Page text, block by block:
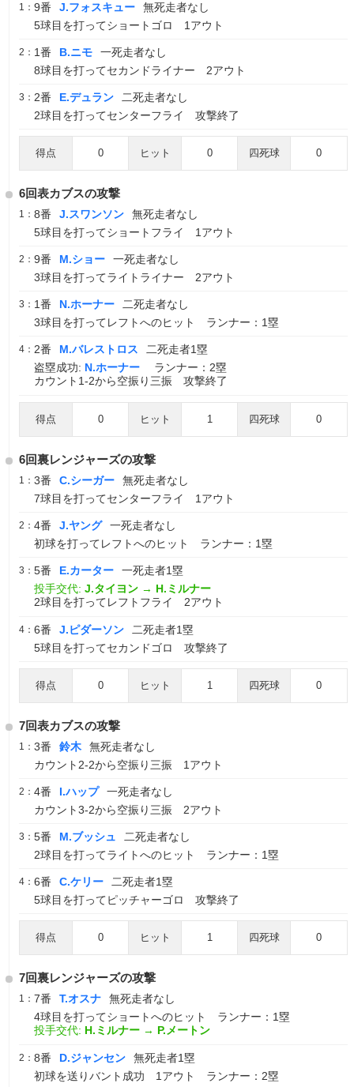
1： 9番 J.フォスキュー
無死走者なし
5球目を打ってショートゴロ 1アウト
2： 1番 B.ニモ
一死走者なし
8球目を打ってセカンドライナー 2アウト
3： 2番 E.デュラン
二死走者なし
2球目を打ってセンターフライ 攻撃終了
得点 0 ヒット 0 四死球 0
6回表カブスの攻撃
1： 8番 J.スワンソン
無死走者なし
5球目を打ってショートフライ 1アウト
2： 9番 M.ショー
一死走者なし
3球目を打ってライトライナー 2アウト
3： 1番 N.ホーナー
二死走者なし
3球目を打ってレフトへのヒット ランナー：1塁
4： 2番 M.バレストロス
二死走者1塁
盗塁成功: N.ホーナー
ランナー：2塁
カウント1-2から空振り三振 攻撃終了
得点 0 ヒット 1 四死球 0
6回裏レンジャーズの攻撃
1： 3番 C.シーガー
無死走者なし
7球目を打ってセンターフライ 1アウト
2： 4番 J.ヤング
一死走者なし
初球を打ってレフトへのヒット ランナー：1塁
3： 5番 E.カーター
一死走者1塁
投手交代: J.タイヨン → H.ミルナー
2球目を打ってレフトフライ 2アウト
4： 6番 J.ピダーソン
二死走者1塁
5球目を打ってセカンドゴロ 攻撃終了
得点 0 ヒット 1 四死球 0
7回表カブスの攻撃
1： 3番 鈴木
無死走者なし
カウント2-2から空振り三振 1アウト
2： 4番 I.ハップ
一死走者なし
カウント3-2から空振り三振 2アウト
3： 5番 M.ブッシュ
二死走者なし
2球目を打ってライトへのヒット ランナー：1塁
4： 6番 C.ケリー
二死走者1塁
5球目を打ってピッチャーゴロ 攻撃終了
得点 0 ヒット 1 四死球 0
7回裏レンジャーズの攻撃
1： 7番 T.オスナ
無死走者なし
4球目を打ってショートへのヒット ランナー：1塁
投手交代: H.ミルナー → P.メートン
2： 8番 D.ジャンセン
無死走者1塁
初球を送りバント成功 1アウト ランナー：2塁